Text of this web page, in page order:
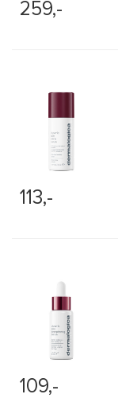
259,-
113,-
109,-